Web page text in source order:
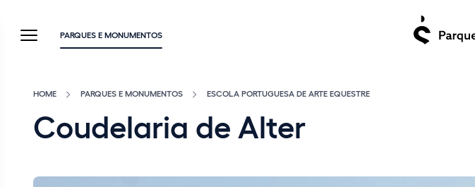
PARQUES E MONUMENTOS
HOME PARQUES E MONUMENTOS ESCOLA PORTUGUESA DE ARTE EQUESTRE
Coudelaria de Alter